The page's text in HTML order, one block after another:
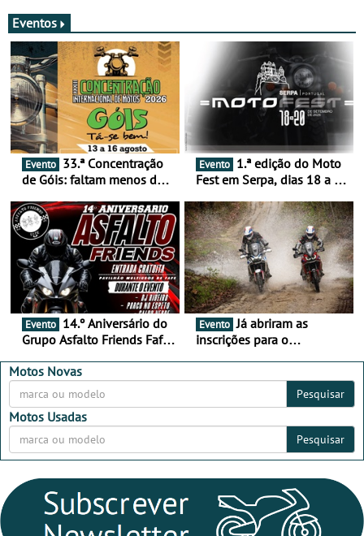
Eventos
Evento
de Góis: faltam menos de
16 de agosto
Evento
Fest em Serpa, dias 18 a 20
duas rodas invade o Baixo
Alentejo
Evento
Grupo Asfalto Friends Fafe,
2026
Evento Já abriram as
inscrições para o
Motos Novas
Pesquisar
Motos Usadas
Pesquisar